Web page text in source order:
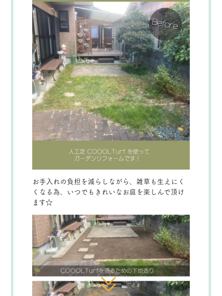
お手入れの負担を減らしながら、雑草も生えにく
くなる為、いつでもきれいなお庭を楽しんで頂け
ます☆